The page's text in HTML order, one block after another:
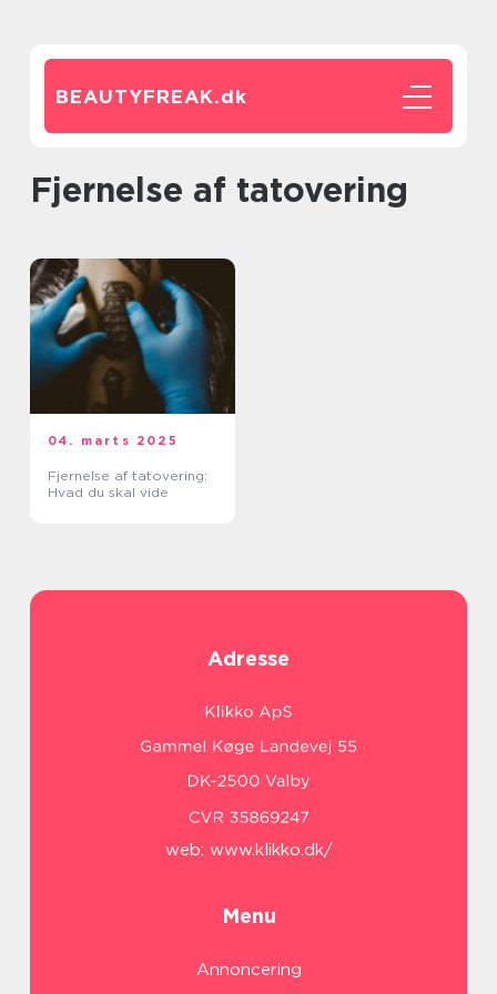
BEAUTYFREAK.dk
Fjernelse af tatovering
04. marts 2025
Fjernelse af tatovering:
Hvad du skal vide
Adresse
web: www.klikko.dk/
Menu
Annoncering